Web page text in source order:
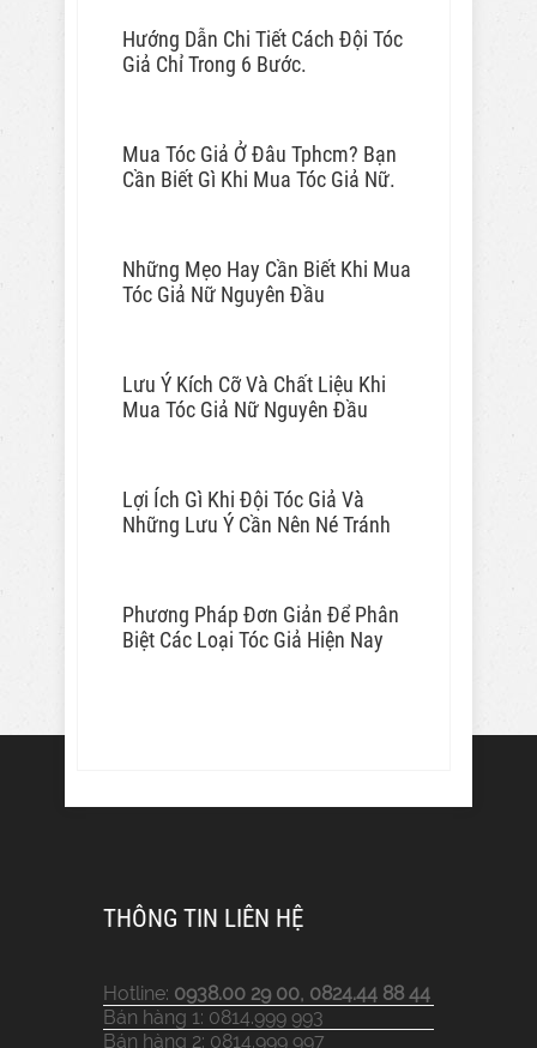
Hướng Dẫn Chi Tiết Cách Đội Tóc
Giả Chỉ Trong 6 Bước.
Mua Tóc Giả Ở Đâu Tphcm? Bạn
Cần Biết Gì Khi Mua Tóc Giả Nữ.
Những Mẹo Hay Cần Biết Khi Mua
Tóc Giả Nữ Nguyên Đầu
Lưu Ý Kích Cỡ Và Chất Liệu Khi
Mua Tóc Giả Nữ Nguyên Đầu
Lợi Ích Gì Khi Đội Tóc Giả Và
Những Lưu Ý Cần Nên Né Tránh
Phương Pháp Đơn Giản Để Phân
Biệt Các Loại Tóc Giả Hiện Nay
THÔNG TIN LIÊN HỆ
Hotline: 0938.00 29 00, 0824.44 88 44
Bán hàng 1: 0814.999 993
Bán hàng 2: 0814.999 997